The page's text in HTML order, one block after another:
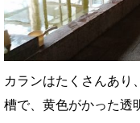
カランはたくさんあり
槽で、黄色がかった透